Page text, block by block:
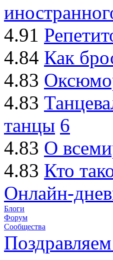
4.91
4.84 Как
4.83
4.83
танцы 6
4.83 О
4.83 Кто
Онлайн-
Блоги
Форум
Сообщества